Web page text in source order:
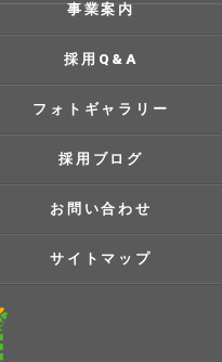
事業案内
採用Q&A
フォトギャラリー
採用ブログ
お問い合わせ
サイトマップ